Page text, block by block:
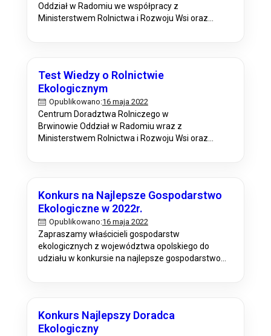
dorobku kulturowego…
Oddział w Radomiu we współpracy z
Ministerstwem Rolnictwa i Rozwoju Wsi oraz
przetwórni ekologicznej do konkursu „Najlepszy
Przetwórca Ekologiczny” w 2022 r., należy pobrać
na dysk formularz zgłoszeniowy (dokument do
pobrania zamieszczono poniżej).…
Test Wiedzy o Rolnictwie
Ekologicznym
Opublikowano:16 maja 2022
Centrum Doradztwa Rolniczego w
Brwinowie Oddział w Radomiu wraz z
Ministerstwem Rolnictwa i Rozwoju Wsi oraz
jest w ramach Planu Działania Krajowej Sieci
Obszarów Wiejskich. Celem konkursu jest: –
zwiększenie poziomu wiedzy uczniów szkół…
Konkurs na Najlepsze Gospodarstwo
Ekologiczne w 2022r.
Opublikowano:16 maja 2022
Zapraszamy właścicieli gospodarstw
ekologicznych z województwa opolskiego do
udziału w konkursie na najlepsze gospodarstwo
rozpowszechnianie wiedzy z zakresu rolnictwa
ekologicznego. Organizatorem Konkursu jest
Konkurs Najlepszy Doradca
Ekologiczny